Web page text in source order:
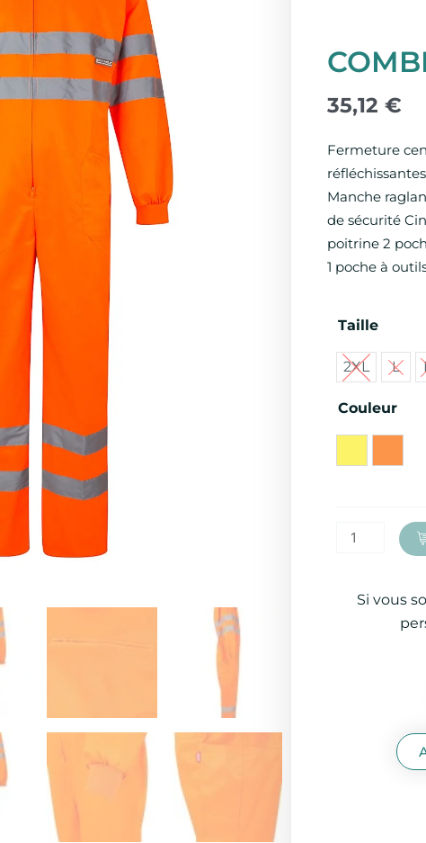
35,12 €
Fermeture
Manche
de sécurité
poitrine 2
1 poche à
Taille
2XL L
Couleur
quantité
Si vous